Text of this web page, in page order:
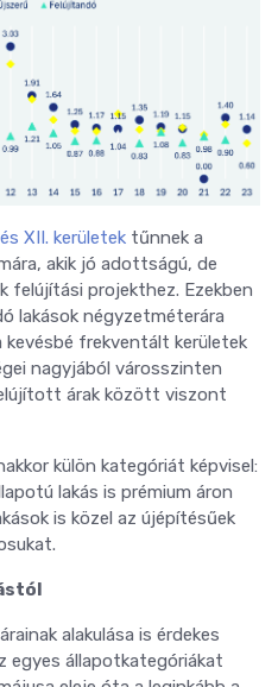
XII. kerületek tűnnek a
akik jó adottságú, de
felújítási projekthez. Ezekben
lakások négyzetméterára
kevésbé frekventált kerületek
nagyjából városszinten
árak között viszont
külön kategóriát képvisel:
lakás is prémium áron
is közel az újépítésűek
alakulása is érdekes
egyes állapotkategóriákat